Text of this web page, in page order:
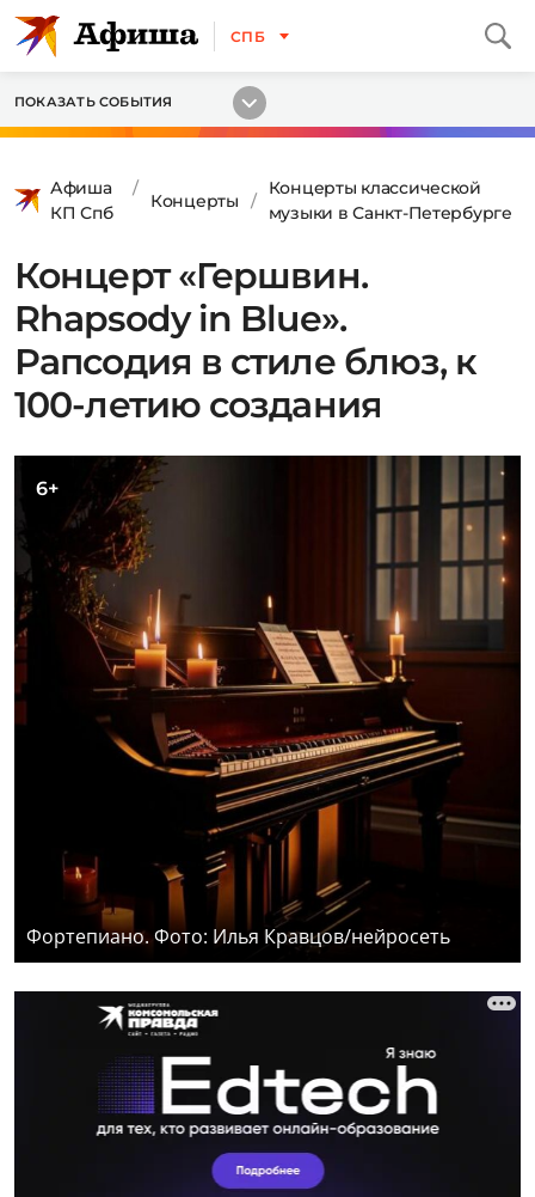
СПБ
ПОКАЗАТЬ СОБЫТИЯ
Афиша
КП Спб
Концерты
Концерты классической
музыки в Санкт-Петербурге
Концерт «Гершвин.
Rhapsody in Blue».
Рапсодия в стиле блюз, к
100-летию создания
6+
Фортепиано. Фото: Илья Кравцов/нейросеть